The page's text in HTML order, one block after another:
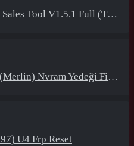
Full (Tüm Mtk Işlemcili Cihazları Meta Moda Alma)
Yedeği Fix Nv By Dft Pro
U4 Frp Reset